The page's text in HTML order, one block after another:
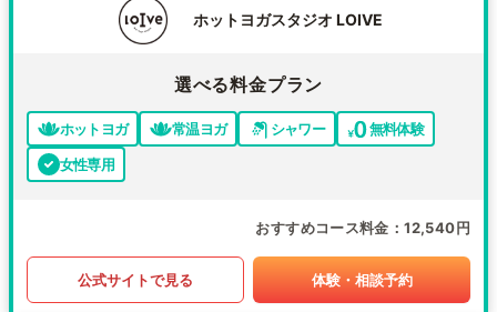
ホットヨガスタジオ LOIVE
選べる料金プラン
ホットヨガ 常温ヨガ シャワー
無料体験
女性専用
おすすめコース料金 12,540円
公式サイトで見る 体験・相談予約